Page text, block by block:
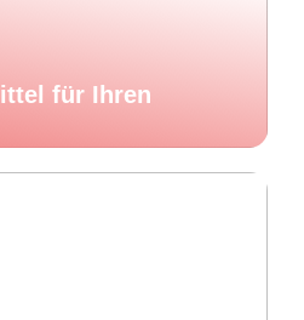
für Ihren